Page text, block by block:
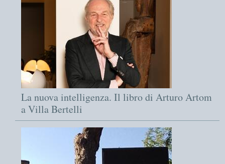
La nuova intelligenza. Il libro di Arturo Artom
a Villa Bertelli